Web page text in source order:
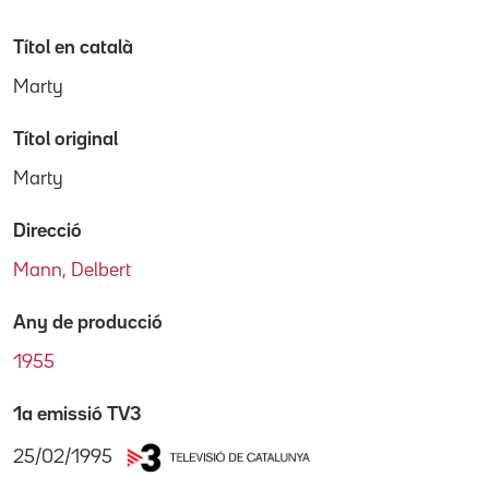
Títol en català
Marty
Títol original
Marty
Direcció
Mann, Delbert
Any de producció
1955
1a emissió TV3
25/02/1995